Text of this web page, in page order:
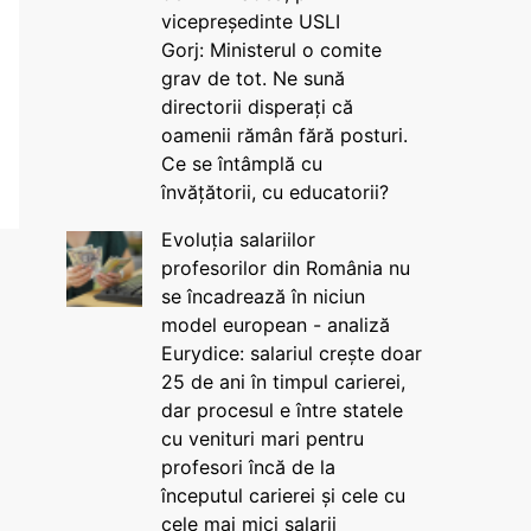
vicepreședinte USLI
Gorj: Ministerul o comite
grav de tot. Ne sună
directorii disperați că
oamenii rămân fără posturi.
Ce se întâmplă cu
învățătorii, cu educatorii?
Evoluția salariilor
profesorilor din România nu
se încadrează în niciun
model european - analiză
Eurydice: salariul crește doar
25 de ani în timpul carierei,
dar procesul e între statele
cu venituri mari pentru
profesori încă de la
începutul carierei și cele cu
cele mai mici salarii